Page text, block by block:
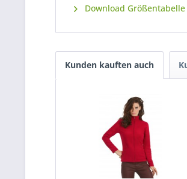
Download Größentabelle
Kunden kauften auch